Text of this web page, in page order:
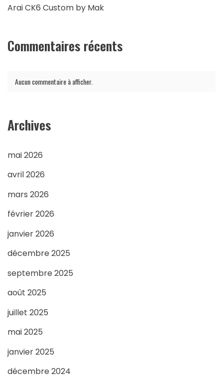
Arai CK6 Custom by Mak
Commentaires récents
Aucun commentaire à afficher.
Archives
mai 2026
avril 2026
mars 2026
février 2026
janvier 2026
décembre 2025
septembre 2025
août 2025
juillet 2025
mai 2025
janvier 2025
décembre 2024